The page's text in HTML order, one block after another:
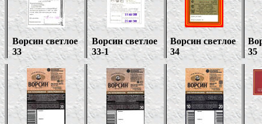
Ворсин светлое
33
Ворсин светлое
33-1
Ворсин светлое
34
35